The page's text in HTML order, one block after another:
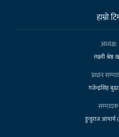
हाम्राे
अध्यक्ष:
लक्ष्मी श्रेष्ठ
प्रधान
गजेन्द्रसिंह
डुन्डुराज आचार्य